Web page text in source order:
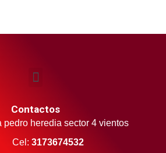
Contactos
pedro heredia sector 4 vientos
Cel: 3173674532